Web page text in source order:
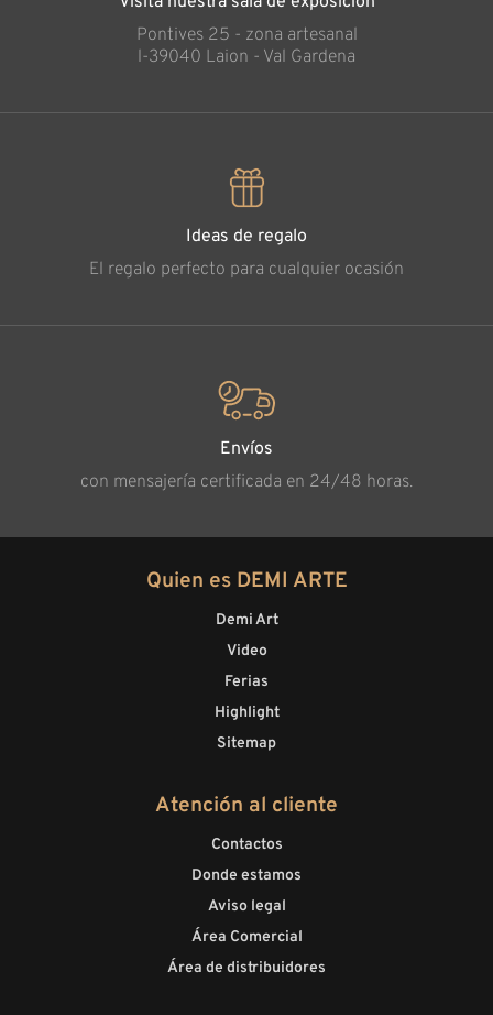
Pontives 25 - zona artesanal
l-39040 Laion - Val Gardena
Ideas de regalo
El regalo perfecto para cualquier ocasión
Envíos
con mensajería certificada en 24/48 horas.
Quien es DEMI ARTE
Demi Art
Video
Ferias
Highlight
Sitemap
Atención al cliente
Contactos
Donde estamos
Aviso legal
Área Comercial
Área de distribuidores